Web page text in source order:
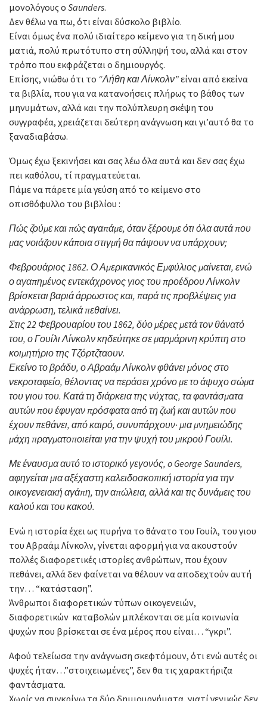
μονολόγους ο Saunders.
Δεν θέλω να πω, ότι είναι δύσκολο βιβλίο.
Είναι όμως ένα πολύ ιδιαίτερο κείμενο για τη δική μου
ματιά, πολύ πρωτότυπο στη σύλληψή του, αλλά και στον
τρόπο που εκφράζεται ο δημιουργός.
Επίσης, νιώθω ότι το “Λήθη και Λίνκολν”είναι από εκείνα
τα βιβλία, που για να κατανοήσεις πλήρως το βάθος των
μηνυμάτων, αλλά και την πολύπλευρη σκέψη του
συγγραφέα, χρειάζεται δεύτερη ανάγνωση και γι’αυτό θα το
ξαναδιαβάσω.
Όμως έχω ξεκινήσει και σας λέω όλα αυτά και δεν σας έχω
πει καθόλου, τί πραγματεύεται.
Πάμε να πάρετε μία γεύση από το κείμενο στο
οπισθόφυλλο του βιβλίου :
Πώς ζούμε και πώς αγαπάμε, όταν ξέρουμε ότι όλα αυτά που
μας νοιάζουν κάποια στιγμή θα πάψουν να υπάρχουν;
Φεβρουάριος 1862. Ο Αμερικανικός Εμφύλιος μαίνεται, ενώ
ο αγαπημένος εντεκάχρονος γιος του προέδρου Λίνκολν
βρίσκεται βαριά άρρωστος και, παρά τις προβλέψεις για
ανάρρωση, τελικά πεθαίνει.
Στις 22 Φεβρουαρίου του 1862, δύο μέρες μετά τον θάνατό
του, ο Γουίλι Λίνκολν κηδεύτηκε σε μαρμάρινη κρύπτη στο
κοιμητήριο της Τζόρτζταουν.
Εκείνο το βράδυ, ο Αβραάμ Λίνκολν φθάνει μόνος στο
νεκροταφείο, θέλοντας να περάσει χρόνο με το άψυχο σώμα
του γιου του. Κατά τη διάρκεια της νύχτας, τα φαντάσματα
αυτών που έφυγαν πρόσφατα από τη ζωή και αυτών που
έχουν πεθάνει, από καιρό, συνυπάρχουν· μια μνημειώδης
μάχη πραγματοποιείται για την ψυχή του μικρού Γουίλι.
Με έναυσμα αυτό το ιστορικό γεγονός, o George Saunders,
αφηγείται μια αξέχαστη καλειδοσκοπική ιστορία για την
οικογενειακή αγάπη, την απώλεια, αλλά και τις δυνάμεις του
καλού και του κακού.
Ενώ η ιστορία έχει ως πυρήνα το θάνατο του Γουίλ, του γιου
του Αβραάμ Λίνκολν, γίνεται αφορμή για να ακουστούν
πολλές διαφορετικές ιστορίες ανθρώπων, που έχουν
πεθάνει, αλλά δεν φαίνεται να θέλουν να αποδεχτούν αυτή
την… “κατάσταση”.
Άνθρωποι διαφορετικών τύπων οικογενειών,
διαφορετικών καταβολών μπλέκονται σε μία κοινωνία
ψυχών που βρίσκεται σε ένα μέρος που είναι… “γκρι”.
Αφού τελείωσα την ανάγνωση σκεφτόμουν, ότι ενώ αυτές οι
ψυχές ήταν…”στοιχειωμένες”, δεν θα τις χαρακτήριζα
φαντάσματα.
Χωρίς να συγκρίνω τα δύο δημιουργήματα, γιατί γενικώς δεν